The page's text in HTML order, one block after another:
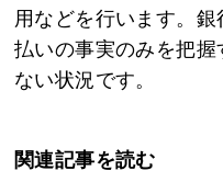
用などを行います。
払いの事実のみを把
ない状況です。
関連記事を読む